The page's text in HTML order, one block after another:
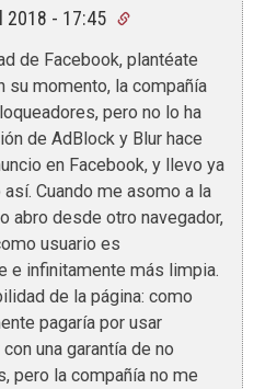
2018 - 17:45
de Facebook, plantéate
su momento, la compañía
pero no lo ha
de AdBlock y Blur hace
en Facebook, y llevo ya
Cuando me asomo a la
abro desde otro navegador,
usuario es
e infinitamente más limpia.
de la página: como
pagaría por usar
una garantía de no
pero la compañía no me